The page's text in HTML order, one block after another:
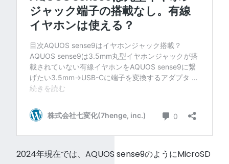
2024年現在では、AQUOS sense9のようにMicroSD